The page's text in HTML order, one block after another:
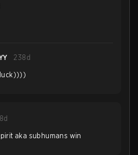
238d
aka subhumans win